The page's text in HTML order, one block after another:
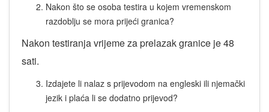
Nakon što se osoba testira u kojem vremenskom
razdoblju se mora prijeći granica?
Nakon testiranja vrijeme za prelazak granice je 48
sati.
Izdajete li nalaz s prijevodom na engleski ili njemački
jezik i plaća li se dodatno prijevod?